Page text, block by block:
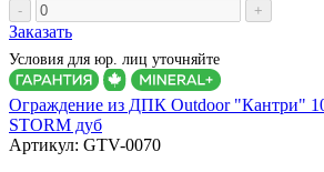
- +
Заказать
Условия для юр. лиц уточняйте
Ограждение из ДПК Outdoor "Кантри"
STORM дуб
Артикул: GTV-0070